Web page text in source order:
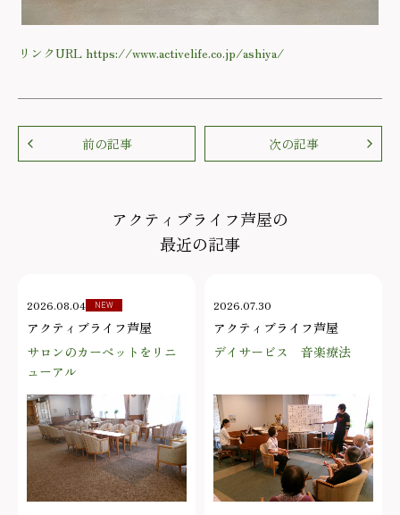
リンクURL https://www.activelife.co.jp/ashiya/
前の記事 次の記事
アクティブライフ芦屋の
最近の記事
2026.08.04 NEW
アクティブライフ芦屋
サロンのカーペットをリニ
ューアル
2026.07.30
アクティブライフ芦屋
デイサービス 音楽療法